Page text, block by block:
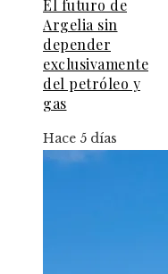
El futuro de
Argelia sin
depender
exclusivamente
del petróleo y
gas
Hace 5 días